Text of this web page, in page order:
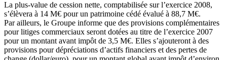
La plus-value de cession nette, comptabilisée sur l’exercice 2008,
s’élèvera à 14 M€ pour un patrimoine cédé évalué à 88,7 M€.
Par ailleurs, le Groupe informe que des provisions complémentaires
pour litiges commerciaux seront dotées au titre de l’exercice 2007
pour un montant avant impôt de 3,5 M€. Elles s’ajouteront à des
provisions pour dépréciations d’actifs financiers et des pertes de